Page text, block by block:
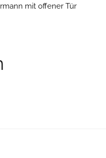
mit offener Tür